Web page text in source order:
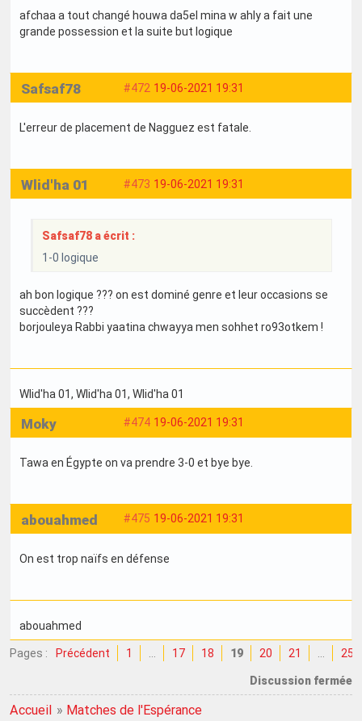
afchaa a tout changé houwa da5el mina w ahly a fait une
grande possession et la suite but logique
#472 19-06-2021 19:31
Safsaf78
L'erreur de placement de Nagguez est fatale.
#473 19-06-2021 19:31
Wlid'ha 01
Safsaf78 a écrit :
1-0 logique
ah bon logique ??? on est dominé genre et leur occasions se
succèdent ???
borjouleya Rabbi yaatina chwayya men sohhet ro93otkem !
Wlid'ha 01, Wlid'ha 01, Wlid'ha 01
#474 19-06-2021 19:31
Moky
Tawa en Égypte on va prendre 3-0 et bye bye.
#475 19-06-2021 19:31
abouahmed
On est trop naïfs en défense
abouahmed
Pages : Précédent 1 17 18 19 20 21 25
Discussion fermée
Accueil » Matches de l'Espérance